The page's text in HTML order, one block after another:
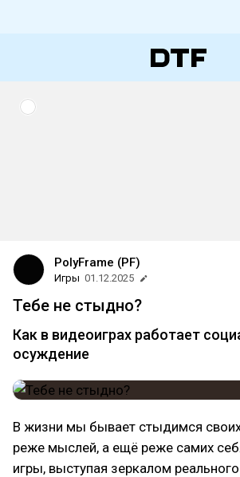
PolyFrame (PF)
Игры 01.12.2025
Тебе не стыдно?
Как в видеоиграх работает
осуждение
В жизни мы бывает стыдимся
реже мыслей, а ещё реже самих
игры, выступая зеркалом